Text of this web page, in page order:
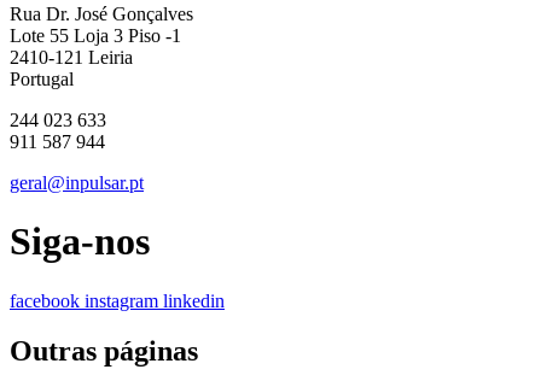
Rua Dr. José Gonçalves
Lote 55 Loja 3 Piso -1
2410-121 Leiria
Portugal
244 023 633
911 587 944
geral@inpulsar.pt
Siga-nos
facebook instagram linkedin
Outras páginas